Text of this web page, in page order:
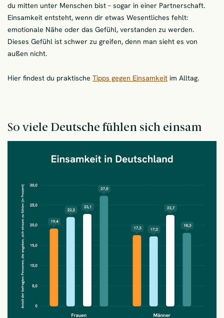
du mitten unter Menschen bist – sogar in einer Partnerschaft.
Einsamkeit entsteht, wenn dir etwas Wesentliches fehlt:
emotionale Nähe oder das Gefühl, verstanden zu werden.
Dieses Gefühl ist schwer zu greifen, denn man sieht es von
außen nicht.
Hier findest du praktische Tipps gegen Einsamkeit im Alltag.
So viele Deutsche fühlen sich einsam